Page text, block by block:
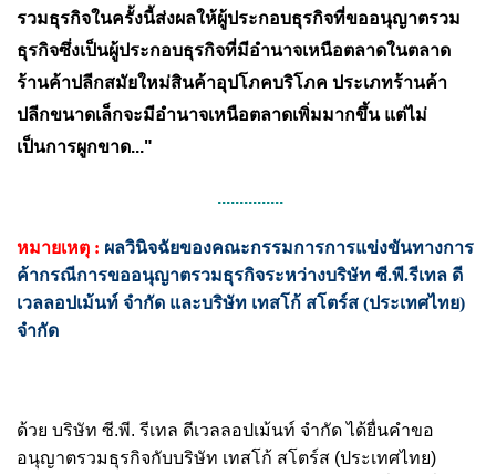
รวมธุรกิจในครั้งนี้ส่งผลให้ผู้ประกอบธุรกิจที่ขออนุญาตรวม
ธุรกิจซึ่งเป็นผู้ประกอบธุรกิจที่มีอำนาจเหนือตลาดในตลาด
ร้านค้าปลีกสมัยใหม่สินค้าอุปโภคบริโภค ประเภทร้านค้า
ปลีกขนาดเล็กจะมีอำนาจเหนือตลาดเพิ่มมากขึ้น แต่ไม่
เป็นการผูกขาด..."
...............
หมายเหตุ : ผลวินิจฉัยของคณะกรรมการการแข่งขันทางการ
ค้ากรณีการขออนุญาตรวมธุรกิจระหว่างบริษัท ซี.พี.รีเทล ดี
เวลลอปเม้นท์ จำกัด และบริษัท เทสโก้ สโตร์ส (ประเทศไทย)
จำกัด
ด้วย บริษัท ซี.พี. รีเทล ดีเวลลอปเม้นท์ จำกัด ได้ยื่นคำขอ
อนุญาตรวมธุรกิจกับบริษัท เทสโก้ สโตร์ส (ประเทศไทย)